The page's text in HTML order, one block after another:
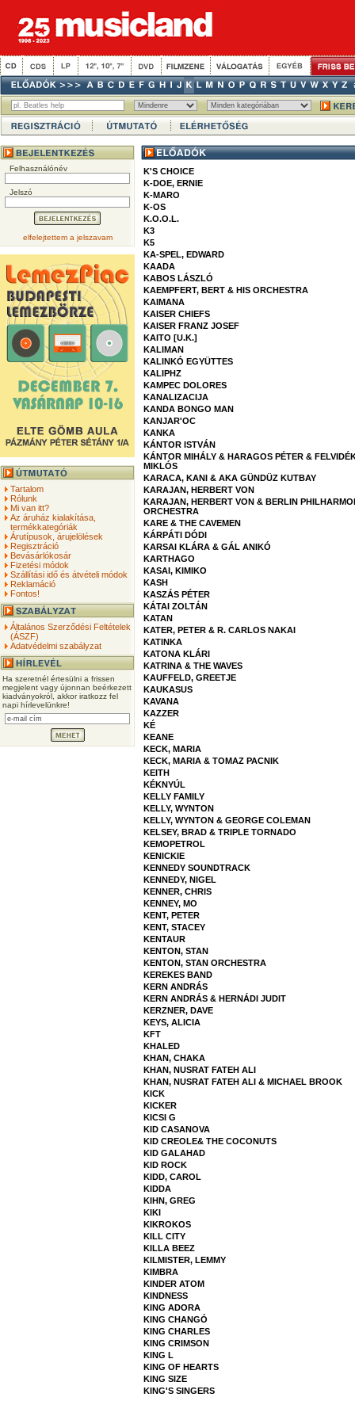
Felhasználónév
Jelszó
elfelejtettem a jelszavam
Tartalom
Rólunk
Mi van itt?
Az áruház kialakítása,
termékkategóriák
Árutípusok, árujelölések
Regisztráció
Bevásárlókosár
Fizetési módok
Szállítási idő és átvételi módok
Reklamáció
Fontos!
Általános Szerződési Feltételek
(ÁSZF)
Adatvédelmi szabályzat
Ha szeretnél értesülni a frissen
megjelent vagy újonnan beérkezett
kiadványokról, akkor iratkozz fel
napi hírlevelünkre!
K'S CHOICE
K-DOE, ERNIE
K-MARO
K-OS
K.O.O.L.
K3
K5
KA-SPEL, EDWARD
KAADA
KABOS LÁSZLÓ
KAEMPFERT, BERT & HIS ORCHESTRA
KAIMANA
KAISER CHIEFS
KAISER FRANZ JOSEF
KAITO [U.K.]
KALIMAN
KALINKÓ EGYÜTTES
KALIPHZ
KAMPEC DOLORES
KANALIZACIJA
KANDA BONGO MAN
KANJAR'OC
KANKA
KÁNTOR ISTVÁN
KÁNTOR MIHÁLY & HARAGOS PÉTER &
MIKLÓS
KARACA, KANI & AKA GÜNDÜZ KUTBAY
KARAJAN, HERBERT VON
KARAJAN, HERBERT VON & BERLIN
ORCHESTRA
KARE & THE CAVEMEN
KÁRPÁTI DÓDI
KARSAI KLÁRA & GÁL ANIKÓ
KARTHAGO
KASAI, KIMIKO
KASH
KASZÁS PÉTER
KÁTAI ZOLTÁN
KATAN
KATER, PETER & R. CARLOS NAKAI
KATINKA
KATONA KLÁRI
KATRINA & THE WAVES
KAUFFELD, GREETJE
KAUKASUS
KAVANA
KAZZER
KÉ
KEANE
KECK, MARIA
KECK, MARIA & TOMAZ PACNIK
KEITH
KÉKNYÚL
KELLY FAMILY
KELLY, WYNTON
KELLY, WYNTON & GEORGE COLEMAN
KELSEY, BRAD & TRIPLE TORNADO
KEMOPETROL
KENICKIE
KENNEDY SOUNDTRACK
KENNEDY, NIGEL
KENNER, CHRIS
KENNEY, MO
KENT, PETER
KENT, STACEY
KENTAUR
KENTON, STAN
KENTON, STAN ORCHESTRA
KEREKES BAND
KERN ANDRÁS
KERN ANDRÁS & HERNÁDI JUDIT
KERZNER, DAVE
KEYS, ALICIA
KFT
KHALED
KHAN, CHAKA
KHAN, NUSRAT FATEH ALI
KHAN, NUSRAT FATEH ALI & MICHAEL BROOK
KICK
KICKER
KICSI G
KID CASANOVA
KID CREOLE& THE COCONUTS
KID GALAHAD
KID ROCK
KIDD, CAROL
KIDDA
KIHN, GREG
KIKI
KIKROKOS
KILL CITY
KILLA BEEZ
KILMISTER, LEMMY
KIMBRA
KINDER ATOM
KINDNESS
KING ADORA
KING CHANGÓ
KING CHARLES
KING CRIMSON
KING L
KING OF HEARTS
KING SIZE
KING'S SINGERS